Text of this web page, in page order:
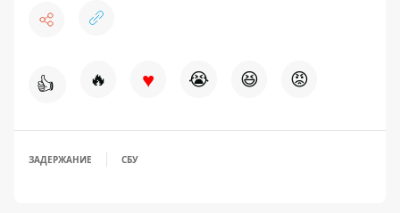
👍 🔥 ♥ 😭 😆 😡
ЗАДЕРЖАНИЕ СБУ